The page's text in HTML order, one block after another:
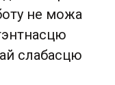
не можа
слабасцю